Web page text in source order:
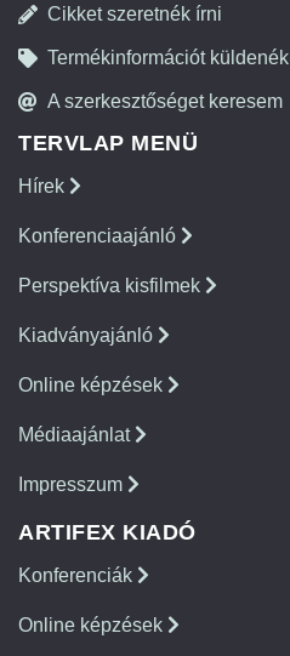
Cikket szeretnék írni
Termékinformációt küldenék
A szerkesztőséget keresem
TERVLAP MENÜ
Hírek
Konferenciaajánló
Perspektíva kisfilmek
Kiadványajánló
Online képzések
Médiaajánlat
Impresszum
ARTIFEX KIADÓ
Konferenciák
Online képzések